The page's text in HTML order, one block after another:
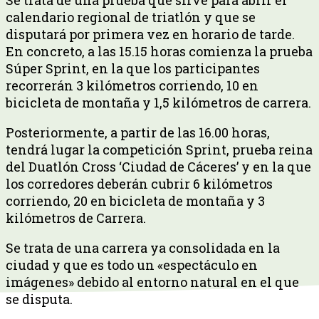
calendario regional de triatlón y que se
disputará por primera vez en horario de tarde.
En concreto, a las 15.15 horas comienza la prueba
Súper Sprint, en la que los participantes
recorrerán 3 kilómetros corriendo, 10 en
bicicleta de montaña y 1,5 kilómetros de carrera.
Posteriormente, a partir de las 16.00 horas,
tendrá lugar la competición Sprint, prueba reina
del Duatlón Cross ‘Ciudad de Cáceres’ y en la que
los corredores deberán cubrir 6 kilómetros
corriendo, 20 en bicicleta de montaña y 3
kilómetros de Carrera.
Se trata de una carrera ya consolidada en la
ciudad y que es todo un «espectáculo en
imágenes» debido al entorno natural en el que
se disputa.